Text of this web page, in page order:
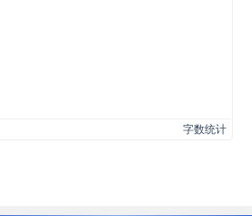
字数统计